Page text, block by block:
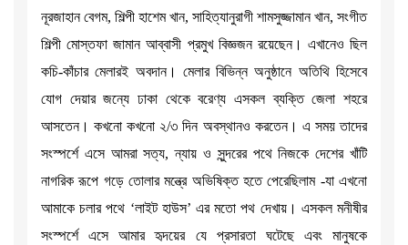
নূরজাহান বেগম, শিল্পী হাশেম খান, সাহিত্যানুরাগী শামসুজ্জামান খান, সংগীত
শিল্পী মোস্তফা জামান আব্বাসী প্রমুখ বিজ্ঞজন রয়েছেন। এখানেও ছিল
কচি-কাঁচার মেলারই অবদান। মেলার বিভিন্ন অনুষ্ঠানে অতিথি হিসেবে
যোগ দেয়ার জন্যে ঢাকা থেকে বরেণ্য এসকল ব্যক্তি জেলা শহরে
আসতেন। কখনো কখনো ২/৩ দিন অবস্থানও করতেন। এ সময় তাদের
সংস্পর্শে এসে আমরা সত্য, ন্যায় ও সুন্দরের পথে নিজকে দেশের খাঁটি
নাগরিক রূপে গড়ে তোলার মন্ত্রে অভিষিক্ত হতে পেরেছিলাম -যা এখনো
আমাকে চলার পথে ‘লাইট হাউস’ এর মতো পথ দেখায়। এসকল মনীষীর
সংস্পর্শে এসে আমার হৃদয়ের যে প্রসারতা ঘটেছে এবং মানুষকে